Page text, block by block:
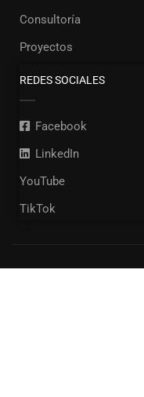
Consultoría
Proyectos
REDES SOCIALES
Facebook
LinkedIn
YouTube
TikTok